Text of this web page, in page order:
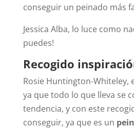
conseguir un peinado más
Jessica Alba, lo luce como
puedes!
Recogido
Rosie Huntington-Whiteley,
ya que todo lo que lleva se
tendencia, y con este
conseguir, ya que es un